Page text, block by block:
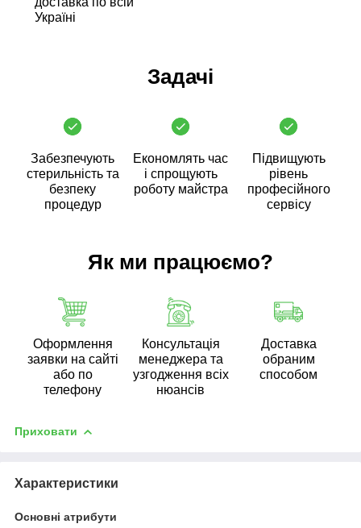
Україні
Задачі
Забезпечують
стерильність та
безпеку
процедур
Економлять час
і спрощують
роботу майстра
Підвищують
рівень
професійного
сервісу
Як ми працюємо?
Оформлення
заявки на сайті
або по
телефону
Консультація
менеджера та
узгодження всіх
нюансів
Доставка
обраним
способом
Приховати
Характеристики
Основні атрибути